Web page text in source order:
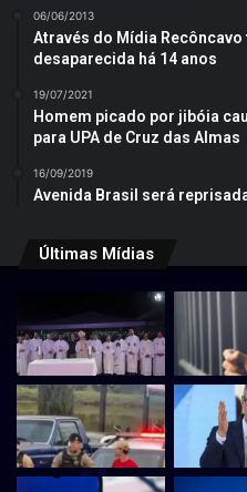
06/06/2013
Através do Mídia
desaparecida há 14 anos
19/07/2021
Homem picado por jibóia
para UPA de Cruz das Almas
16/09/2019
Avenida Brasil será
Últimas Mídias